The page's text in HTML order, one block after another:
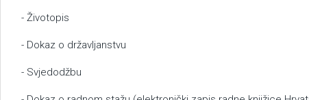
- Životopis
- Dokaz o državljanstvu
- Svjedodžbu